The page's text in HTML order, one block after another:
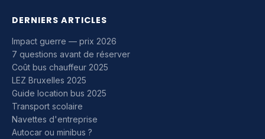
DERNIERS ARTICLES
Impact guerre — prix 2026
7 questions avant de réserver
Coût bus chauffeur 2025
LEZ Bruxelles 2025
Guide location bus 2025
Transport scolaire
Navettes d'entreprise
Autocar ou minibus ?